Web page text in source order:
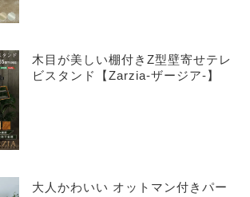
木目が美しい棚付きZ型壁寄せテレ
ビスタンド【Zarzia-ザージア-】
大人かわいい オットマン付きパー